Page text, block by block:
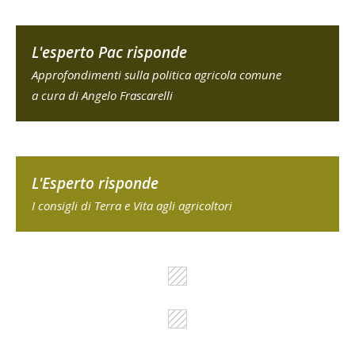
L'esperto Pac risponde
Approfondimenti sulla politica agricola comune
a cura di Angelo Frascarelli
L'Esperto risponde
I consigli di Terra e Vita agli agricoltori